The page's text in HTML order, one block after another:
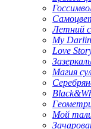
Летний
My
Love
Магия
Мой